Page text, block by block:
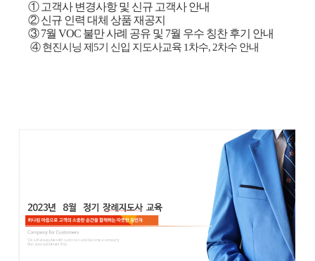
① 고객사 변경사항 및 신규 고객사 안내
② 신규 인력 대체 상품 재공지
③ 7월 VOC 불만 사례 공유 및 7월 우수 칭찬 후기 안내
④현진시닝 제5기 신입 지도사교육 1차수, 2차수 안내